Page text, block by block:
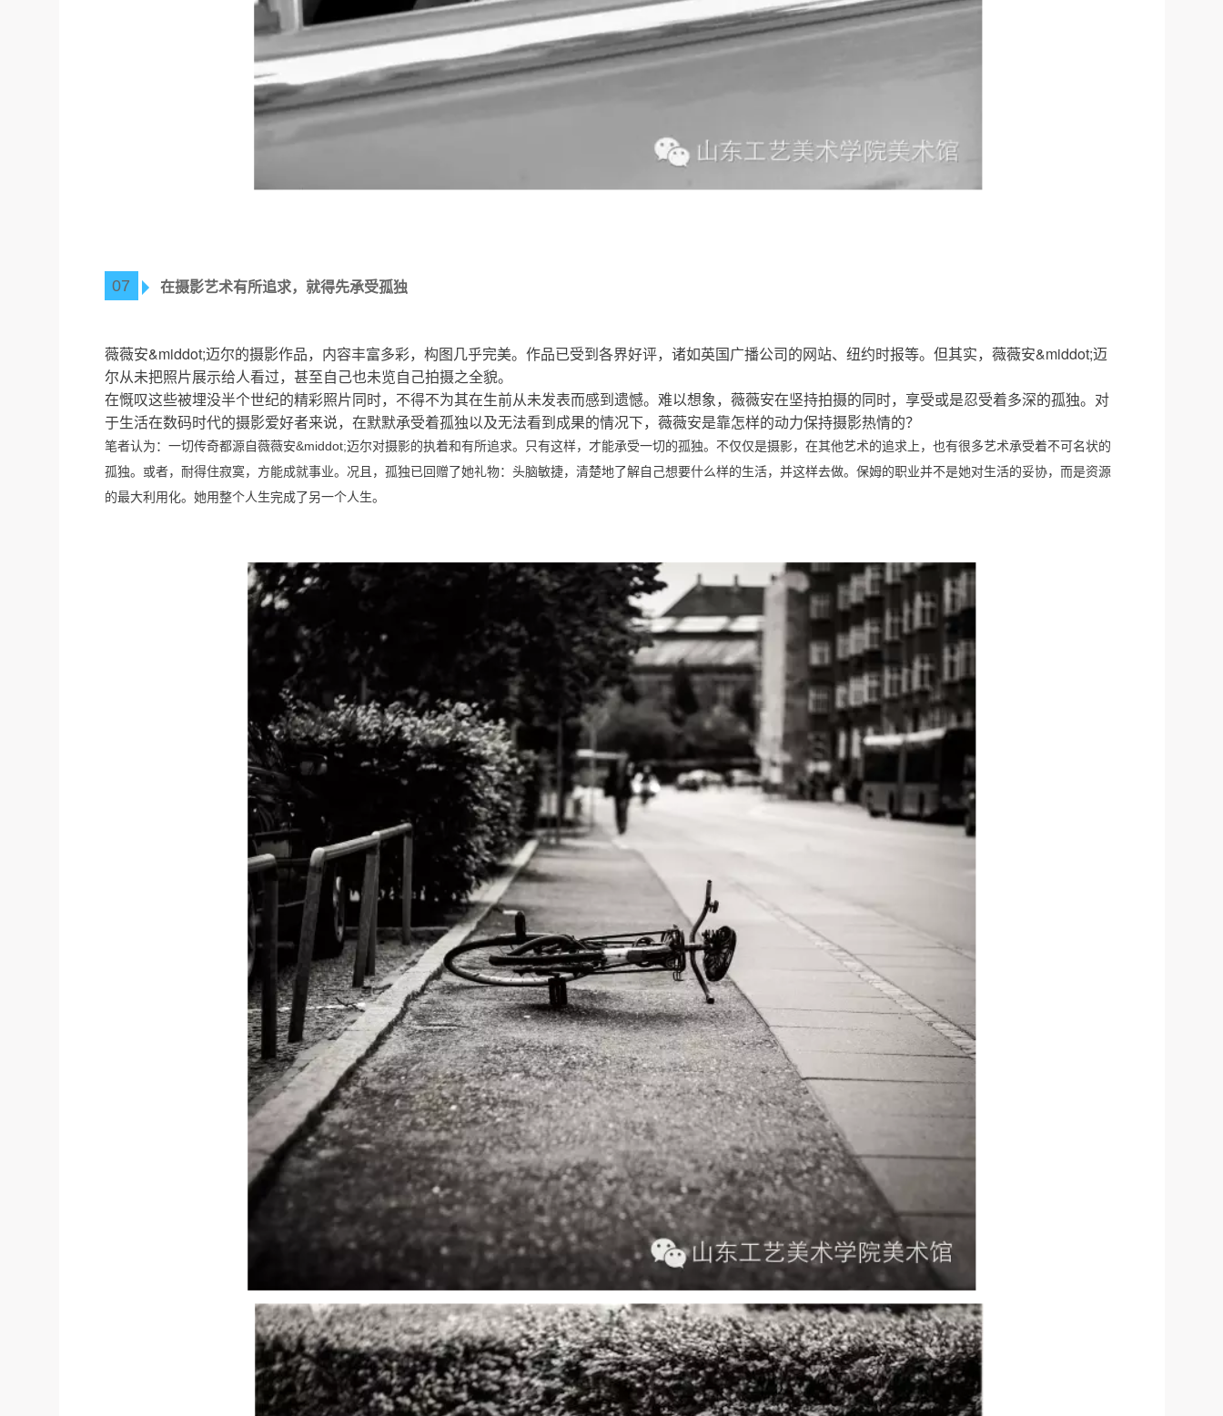
07 在摄影艺术有所追求，就得先承受孤独
薇薇安&middot;迈尔的摄影作品，内容丰富多彩，构图几乎完美。作品已受到各界好评，诸如英国广播公司的网站、纽约时报等。但其实，薇薇安&middot;迈
尔从未把照片展示给人看过，甚至自己也未览自己拍摄之全貌。
在慨叹这些被埋没半个世纪的精彩照片同时，不得不为其在生前从未发表而感到遗憾。难以想象，薇薇安在坚持拍摄的同时，享受或是忍受着多深的孤独。对
于生活在数码时代的摄影爱好者来说，在默默承受着孤独以及无法看到成果的情况下，薇薇安是靠怎样的动力保持摄影热情的？
笔者认为：一切传奇都源自薇薇安&middot;迈尔对摄影的执着和有所追求。只有这样，才能承受一切的孤独。不仅仅是摄影，在其他艺术的追求上，也有很多艺术承受着不可名状的
孤独。或者，耐得住寂寞，方能成就事业。况且，孤独已回赠了她礼物：头脑敏捷，清楚地了解自己想要什么样的生活，并这样去做。保姆的职业并不是她对生活的妥协，而是资源
的最大利用化。她用整个人生完成了另一个人生。